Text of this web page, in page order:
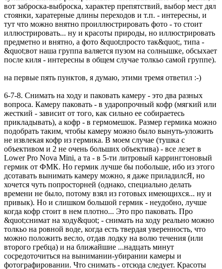
вот заброска-выброска, характер препятствий, выбор мест дял
стоянки, харатерные длины переходов и т.п. - интересны, и
тут что можно внятно проиллюстрировать фото - то стоит
иллюстрировать... ну и красоты природы, но иллюстрировать
предметно и внятно, а фото &quot;просто так&quot;, типа -
&quot;вот наша группа валяется пузом на солнышке, обсыхает
после киля - интересны в общем случае толкьо самой группе).
на первые пять пунктов, я думаю, этими тремя ответил :-)
6-7-8. Снимать на ходу и паковать камеру - это два разных
вопроса. Камеру паковать - в ударопрочный кофр (мягкий или
жесткий - зависит от того, как сильно ее собираетесь
прикладывать), а кофр - в гермомешок. Размер гермика можно
подобрать таким, чтобы камеру можно было вынуть-уложить
не извлекая кофр из гермика. В моем случае (тушка с
объективом и 2 не очень больших объектива) - все лезет в
Lower Pro Nova Mini, а та - в 5-ти литровый каррингтоновый
гермик от ФМК. Но гермик лучше бы побольше, ибо из этого
дсотавать вынимать камеру можно, я даже приладилсЯ, но
хочется чуть попросторней (однако, специально делать
времени не было, потому взял из готовых имеющихся... ну и
привык). Но и слишком большой гермик - неудобно, лучше
когда кофр стоит в нем плотно... Это про паковать. Про
&quot;снимат на ходу&quot; - снимать на ходу реально можно
толкьо на ровной воде, когда есть твердая уверенность, что
можно положить весло, отдав лодку на волю течения (или
второго гребца) и на ближайшие ...надцать минут
сосредоточиться на вынимании-убирании камеры и
фотографировании. Что снимать - отсюда следует. Красоты